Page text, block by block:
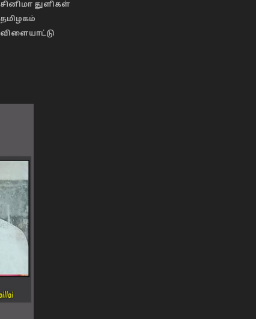
சினிமா துளிகள்
தமிழகம்
விளையாட்டு